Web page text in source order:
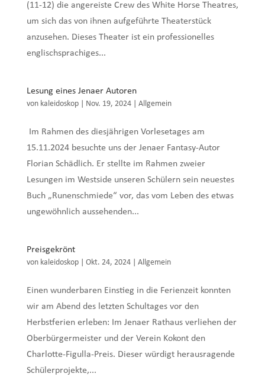
(11-12) die angereiste Crew des White Horse Theatres,
um sich das von ihnen aufgeführte Theaterstück
anzusehen. Dieses Theater ist ein professionelles
englischsprachiges...
Lesung eines Jenaer Autoren
von kaleidoskop| Nov. 19, 2024| Allgemein
Im Rahmen des diesjährigen Vorlesetages am
15.11.2024 besuchte uns der Jenaer Fantasy-Autor
Florian Schädlich. Er stellte im Rahmen zweier
Lesungen im Westside unseren Schülern sein neuestes
Buch „Runenschmiede“ vor, das vom Leben des etwas
ungewöhnlich aussehenden...
Preisgekrönt
von kaleidoskop| Okt. 24, 2024| Allgemein
Einen wunderbaren Einstieg in die Ferienzeit konnten
wir am Abend des letzten Schultages vor den
Herbstferien erleben: Im Jenaer Rathaus verliehen der
Oberbürgermeister und der Verein Kokont den
Charlotte-Figulla-Preis. Dieser würdigt herausragende
Schülerprojekte,...